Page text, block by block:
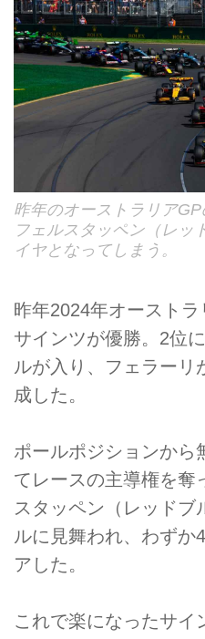
昨年のオーストラリア
フェルスタッペン（レッ
イヤとなってしまう。
昨年2024年オーストラ
サインツが優勝。2位
ルが入り、フェラーリ
成した。
ポールポジションから
てレースの主導権を奪
スタッペン（レッドブ
ルに見舞われ、わずか
アした。
これで楽になったサイ